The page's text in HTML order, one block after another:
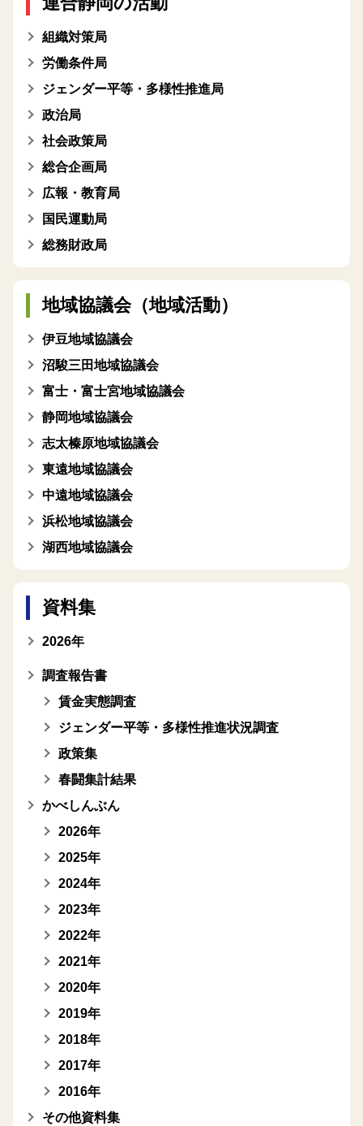
組織対策局
労働条件局
ジェンダー平等・多様性推進局
政治局
社会政策局
総合企画局
広報・教育局
国民運動局
総務財政局
地域協議会（地域活動）
伊豆地域協議会
沼駿三田地域協議会
富士・富士宮地域協議会
静岡地域協議会
志太榛原地域協議会
東遠地域協議会
中遠地域協議会
浜松地域協議会
湖西地域協議会
資料集
2026年
調査報告書
賃金実態調査
ジェンダー平等・多様性推進状況調査
政策集
春闘集計結果
かべしんぶん
2026年
2025年
2024年
2023年
2022年
2021年
2020年
2019年
2018年
2017年
2016年
その他資料集